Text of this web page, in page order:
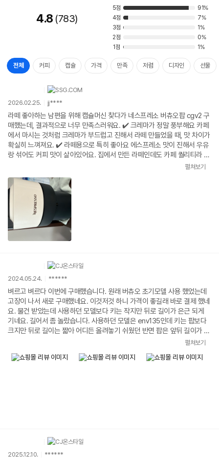
4.8 783
5점
91%
4점
7%
3점
1%
2점
0%
1점
1%
전체 커피 캡슐 가격 만족 저렴 디자인 선물
2026.02.25. jj****
라떼 좋아하는 남편을 위해 캡슐머신 찾다가 네스프레소 버츄오팝 cgv2 구
매했는데, 결과적으로 너무 만족스러워요. ✔️ 크레마가 정말 풍부해요 카페
에서 마시는 것처럼 크레마가 부드럽고 진해서 라떼 만들었을 때, 맛 차이가
확실히 느껴져요. ✔️ 라떼용으로 특히 좋아요 에스프레소 맛이 진해서 우유
랑 섞어도 커피 맛이 살아있어요. 집에서 만든 라떼인데도 카페 퀄리티라 남
꾸준히 쓰게 되네요. ✔️ 디자인 예쁨 + 사이즈 컴팩트 주방에 놔두니 인테리
어 효과도 있고 자리 많이 차지하지 않아서 좋아요. 총평 라떼 좋아하는 집
이라면 정말 추천해요. 집에서도 간편하게 카페 느낌 낼 수 있어서 삶의 만
족도가 올라간 느낌이에요 ☕✨ 남편 선물용, 집들이 선물로도 좋은 제품 같
아요.
펼쳐보기
2024.05.24. ******
벼르고 벼르다 이번에 구매했습니다. 원래 버츄오 초기모델 사용 했었는데
고장이 나서 새로 구매했네요. 이것저것 하니 가격이 좋길래 바로 결제 했네
요. 물건 받았는데 사용하던 모델보다 키는 작지만 뒤로 길이가 은근 되게
기네요. 길어서 좀 놀랐습니다. 사용하던 모델은 env135인데 키는 팝보다
크지만 뒤로 길이는 짧아 어디든 올려놓기 쉬웠던 반면 팝은 앞뒤 길이가 너
요. 옆에 캡슐통이 있는데 좀 작네요. ㅋ
펼쳐보기
2025.12.10. ******